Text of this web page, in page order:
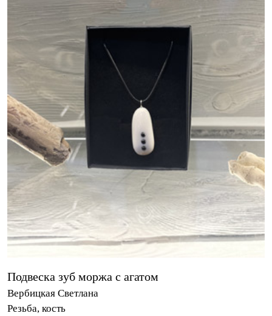
Подвеска зуб моржа с агатом
Вербицкая Светлана
Резьба, кость